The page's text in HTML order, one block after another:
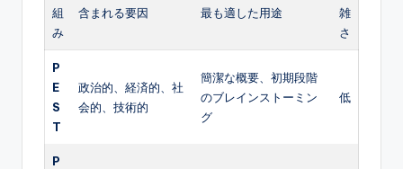
組
み
含まれる要因 最も適した用途
雑
さ
P
E
S
T
政治的、経済的、社
会的、技術的
簡潔な概要、初期段階
のブレインストーミン
グ
低
P